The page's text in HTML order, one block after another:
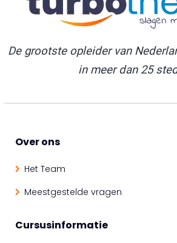
De grootste opleider van
in meer dan 25
Over ons
Het Team
Meestgestelde vragen
Cursusinformatie